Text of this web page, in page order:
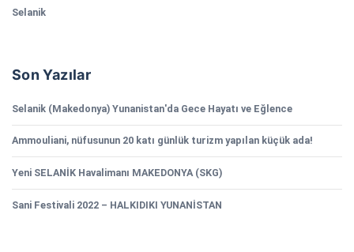
Selanik
Son Yazılar
Selanik (Makedonya) Yunanistan'da Gece Hayatı ve Eğlence
Ammouliani, nüfusunun 20 katı günlük turizm yapılan küçük ada!
Yeni SELANİK Havalimanı MAKEDONYA (SKG)
Sani Festivali 2022 – HALKIDIKI YUNANİSTAN